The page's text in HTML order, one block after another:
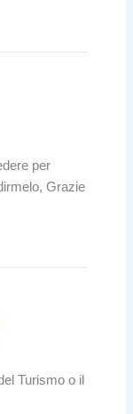
per
Grazie
Turismo o il